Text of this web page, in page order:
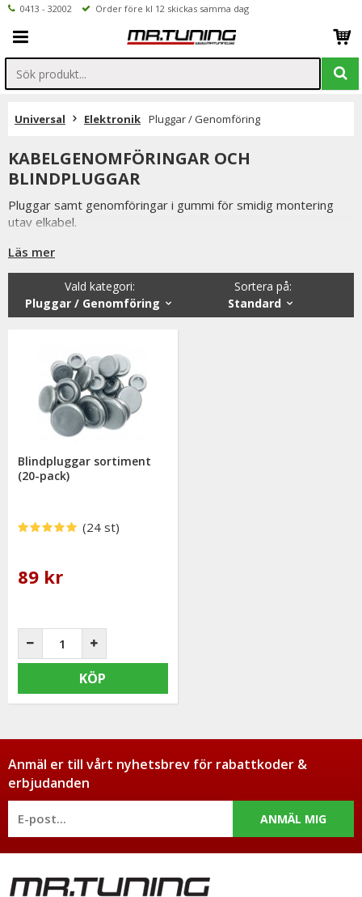
0413 - 32002 Order före kl 12 skickas samma dag
Universal Elektronik Pluggar / Genomföring
KABELGENOMFÖRINGAR OCH
BLINDPLUGGAR
Pluggar samt genomföringar i gummi för smidig montering
utav elkabel.
Dom trattliknande kapar man enkelt till rätt längd till passande
Läs mer
Sortera på:
Standard
Vald kategori:
Pluggar / Genomföring
Blindpluggar sortiment
(20-pack)
(24 st)
89 kr
KÖP
Anmäl er till vårt nyhetsbrev för rabattkoder &
erbjudanden
ANMÄL MIG